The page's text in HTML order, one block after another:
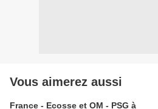
Vous aimerez aussi
France - Ecosse et OM - PSG à